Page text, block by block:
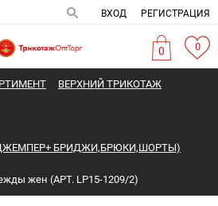
ВХОД РЕГИСТРАЦИЯ
0 0
ВЕРХНИЙ ТРИКОТАЖ
БРИДЖИ,БРЮКИ,ШОРТЫ)
жен (АРТ. LP15-1209/2)